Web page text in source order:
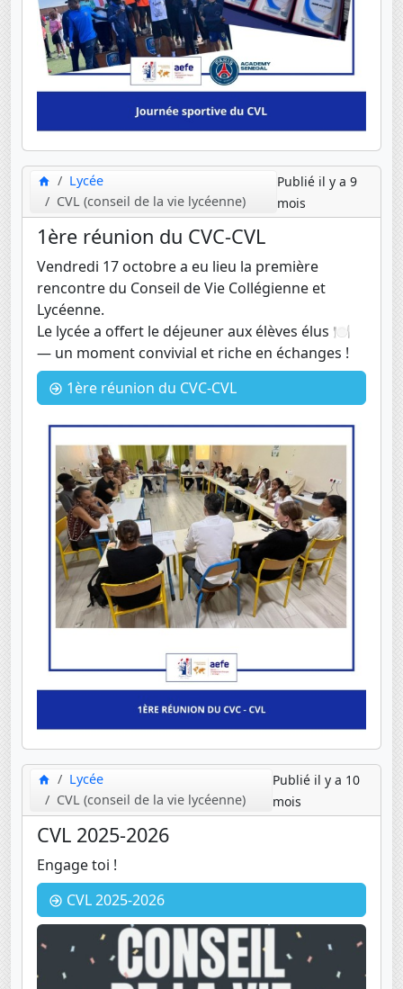
Lycée
CVL (conseil de la vie lycéenne)
Publié il y a 9
mois
1ère réunion du CVC-CVL
Vendredi 17 octobre a eu lieu la première
rencontre du Conseil de Vie Collégienne et
Lycéenne.
Le lycée a offert le déjeuner aux élèves élus 🍽️
— un moment convivial et riche en échanges !
1ère réunion du CVC-CVL
Lycée
CVL (conseil de la vie lycéenne)
Publié il y a 10
mois
CVL 2025-2026
Engage toi !
CVL 2025-2026